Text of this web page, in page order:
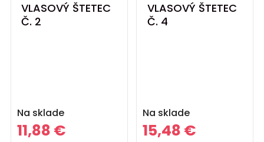
VLASOVÝ ŠTETEC
Č. 2
Na sklade
Cena
11,88 €
VLASOVÝ ŠTETEC
Č. 4
Na sklade
Cena
15,48 €